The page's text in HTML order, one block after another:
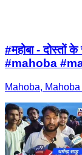
#महोबा - दोस्तों
#mahoba
Mahoba,